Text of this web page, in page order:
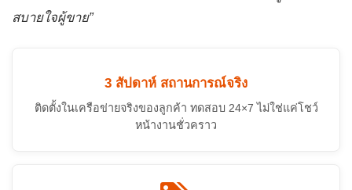
สบายใจผู้ขาย”
3 สัปดาห์ สถานการณ์จริง
ติดตั้งในเครือข่ายจริงของลูกค้า ทดสอบ 24×7 ไม่ใช่แค่โชว์
หน้างานชั่วคราว